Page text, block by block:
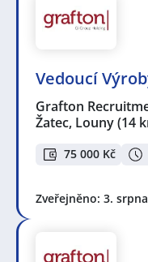
Vedoucí
Grafton
Žatec, Louny(14
75 000 Kč
Zveřejněno: 3. srpna